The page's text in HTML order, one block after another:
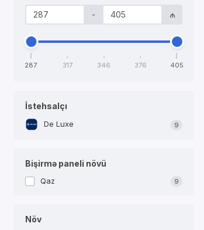
- ₼
287 317 346 376 405
İstehsalçı
De Luxe 9
Bişirmə paneli növü
Qaz 9
Növ